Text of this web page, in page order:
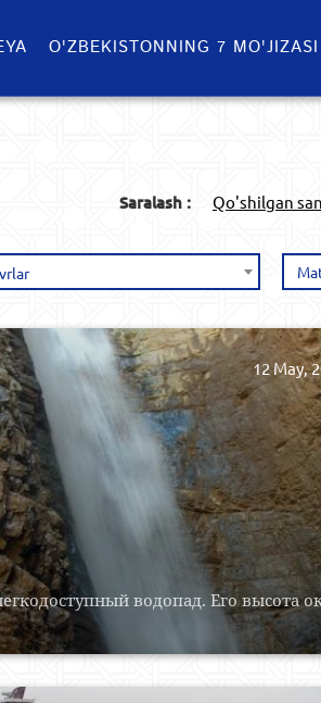
O'ZBEKISTONNING 7 MO'JIZASI
Saralash : Qo'shilgan
водопад. Его высота
12 May,